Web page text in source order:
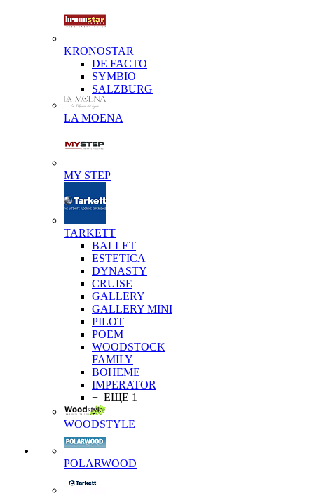
KRONOSTAR
DE FACTO
SYMBIO
SALZBURG
LA MOENA
MY STEP
TARKETT
BALLET
ESTETICA
DYNASTY
CRUISE
GALLERY
GALLERY MINI
PILOT
POEM
WOODSTOCK
FAMILY
BOHEME
IMPERATOR
+ ЕЩЕ 1
WOODSTYLE
POLARWOOD